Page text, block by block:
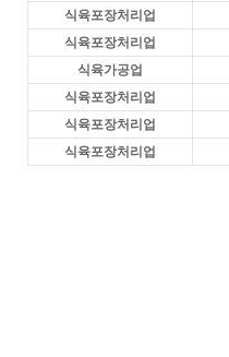
식육포장처리업
식육포장처리업
식육가공업
식육포장처리업
식육포장처리업
식육포장처리업